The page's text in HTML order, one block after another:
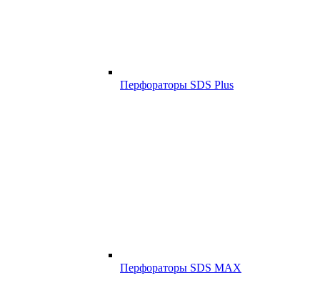
Перфораторы SDS Plus
Перфораторы SDS MAX